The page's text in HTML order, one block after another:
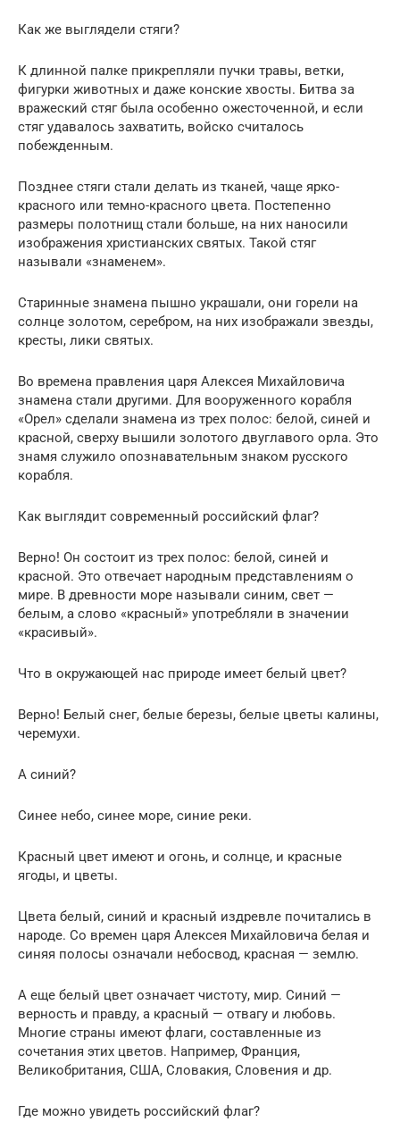
Как же выглядели стяги?
К длинной палке прикрепляли пучки травы, ветки,
фигурки животных и даже конские хвосты. Битва за
вражеский стяг была особенно ожесточенной, и если
стяг удавалось захватить, войско считалось
побежденным.
Позднее стяги стали делать из тканей, чаще ярко-
красного или темно-красного цвета. Постепенно
размеры полотнищ стали больше, на них наносили
изображения христианских святых. Такой стяг
называли «знаменем».
Старинные знамена пышно украшали, они горели на
солнце золотом, серебром, на них изображали звезды,
кресты, лики святых.
Во времена правления царя Алексея Михайловича
знамена стали другими. Для вооруженного корабля
«Орел» сделали знамена из трех полос: белой, синей и
красной, сверху вышили золотого двуглавого орла. Это
знамя служило опознавательным знаком русского
корабля.
Как выглядит современный российский флаг?
Верно! Он состоит из трех полос: белой, синей и
красной. Это отвечает народным представлениям о
мире. В древности море называли синим, свет —
белым, а слово «красный» употребляли в значении
«красивый».
Что в окружающей нас природе имеет белый цвет?
Верно! Белый снег, белые березы, белые цветы калины,
черемухи.
А синий?
Синее небо, синее море, синие реки.
Красный цвет имеют и огонь, и солнце, и красные
ягоды, и цветы.
Цвета белый, синий и красный издревле почитались в
народе. Со времен царя Алексея Михайловича белая и
синяя полосы означали небосвод, красная — землю.
А еще белый цвет означает чистоту, мир. Синий —
верность и правду, а красный — отвагу и любовь.
Многие страны имеют флаги, составленные из
сочетания этих цветов. Например, Франция,
Великобритания, США, Словакия, Словения и др.
Где можно увидеть российский флаг?